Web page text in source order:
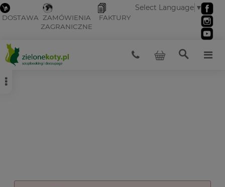
DOSTAWA ZAMÓWIENIA
ZAGRANICZNE
FAKTURY
Select Language ▼